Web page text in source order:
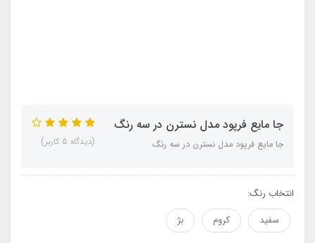
جا مایع فرپود مدل نسترن در سه رنگ
جا مایع فرپود مدل نسترن در سه رنگ (دیدگاه 5 کاربر)
انتخاب رنگ:
سفید
کروم بژ